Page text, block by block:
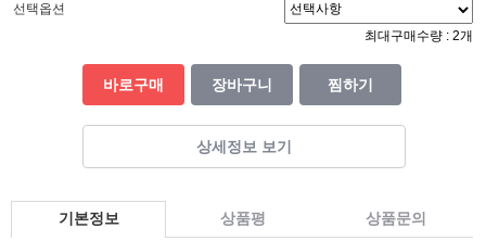
선택옵션
최대구매수량 : 2개
바로구매 장바구니 찜하기
상세정보 보기
기본정보 상품평 상품문의